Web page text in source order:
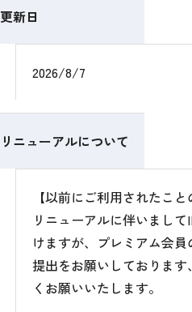
更新日
2026/8/7
リニューアルについて
【以前にご利用されたこと
リニューアルに伴いまし
けますが、プレミアム会
提出をお願いしておりま
くお願いいたします。